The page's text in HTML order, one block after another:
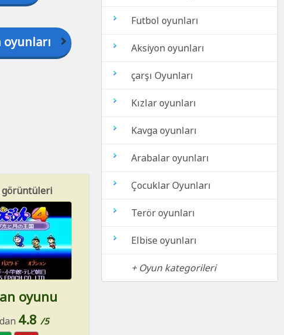
Futbol oyunları
Aksiyon oyunları
çarşı Oyunları
Kızlar oyunları
Kavga oyunları
Arabalar oyunları
Çocuklar Oyunları
Terör oyunları
Elbise oyunları
+ Oyun kategorileri
görüntüleri
oyunu
4.8 /5